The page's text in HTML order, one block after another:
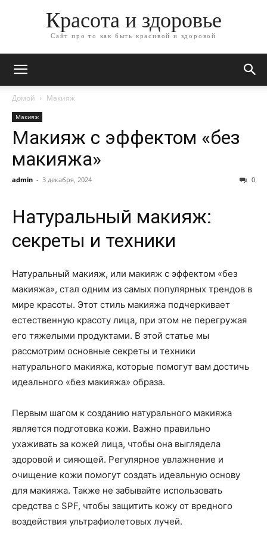
Красота и здоровье
Сайт про то как быть красивой и здоровой
Домой Макияж
Макияж
Макияж с эффектом «без
макияжа»
admin - 3 декабря, 2024 0
Натуральный макияж:
секреты и техники
Натуральный макияж, или макияж с эффектом «без
макияжа», стал одним из самых популярных трендов в
мире красоты. Этот стиль макияжа подчеркивает
естественную красоту лица, при этом не перегружая
его тяжелыми продуктами. В этой статье мы
рассмотрим основные секреты и техники
натурального макияжа, которые помогут вам достичь
идеального «без макияжа» образа.
Первым шагом к созданию натурального макияжа
является подготовка кожи. Важно правильно
ухаживать за кожей лица, чтобы она выглядела
здоровой и сияющей. Регулярное увлажнение и
очищение кожи помогут создать идеальную основу
для макияжа. Также не забывайте использовать
средства с SPF, чтобы защитить кожу от вредного
воздействия ультрафиолетовых лучей.